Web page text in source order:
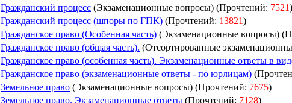
Гражданский процесс (Экзаменационные вопросы) (Прочтений: 7521)
Гражданский процесс (шпоры по ГПК) (Прочтений: 13821)
Гражданское право (Особенная часть) (Экзаменационные вопросы)
Гражданское право (общая часть). (Отсортированные
Гражданское право (особенная часть). Экзаменационные ответы в
Гражданское право (экзаменационные ответы - по юрлицам)
Земельное право (Экзаменационные вопросы) (Прочтений: 7675)
Земельное право. Экзаменационные ответы (Прочтений: 7128)